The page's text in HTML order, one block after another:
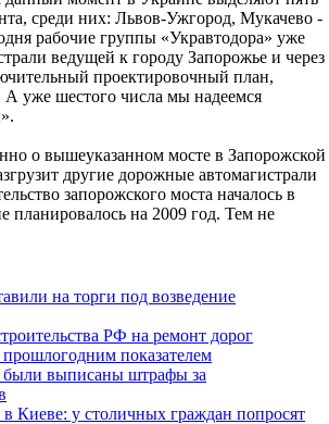
среди них: Львов-Ужгород, Мукачево -
рабочие группы «Укравтодора» уже
ведущей к городу Запорожье и через
проектировочный план,
А уже шестого числа мы надеемся
о вышеуказанном мосте в Запорожской
другие дорожные автомагистрали
запорожского моста началось в
планировалось на 2009 год. Тем не
на торги под возведение
РФ на ремонт дорог
прошлогодним показателем
были выписаны штрафы за
в Киеве: у столичных граждан попросят